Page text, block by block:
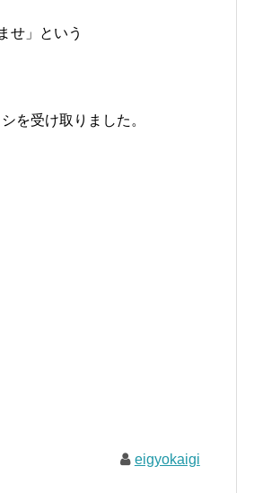
せ」という
を受け取りました。
eigyokaigi